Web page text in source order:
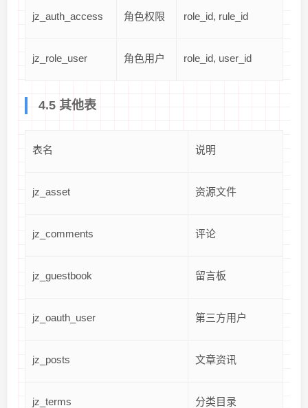
jz_auth_access 角色权限 role_id, rule_id
jz_role_user 角色用户 role_id, user_id
4.5 其他表
表名 说明
jz_asset 资源文件
jz_comments 评论
jz_guestbook 留言板
jz_oauth_user 第三方用户
jz_posts 文章资讯
jz_terms 分类目录